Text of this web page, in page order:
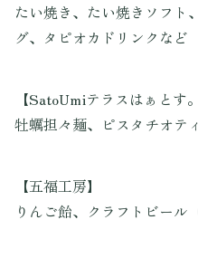
たい焼き、たい焼きソフト
グ、タピオカドリンクなど
【SatoUmiテラスはぁとす。
牡蠣担々麺、ピスタチオテ
【五福工房】
りんご飴、クラフトビール